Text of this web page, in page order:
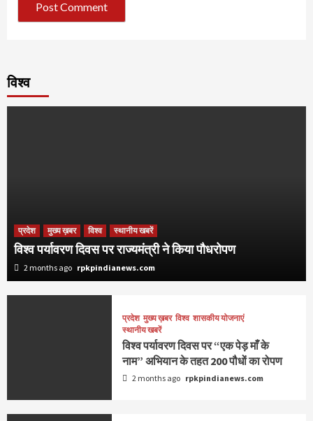
विश्व
प्रदेश मुख्य ख़बर विश्व स्थानीय खबरें
विश्व पर्यावरण दिवस पर राज्यमंत्री ने किया पौधरोपण
2 months ago rpkpindianews.com
प्रदेश मुख्य ख़बर विश्व शासकीय योजनाएं
स्थानीय खबरें
विश्व पर्यावरण दिवस पर “एक पेड़ माँ के
नाम” अभियान के तहत 200 पौधों का रोपण
2 months ago rpkpindianews.com